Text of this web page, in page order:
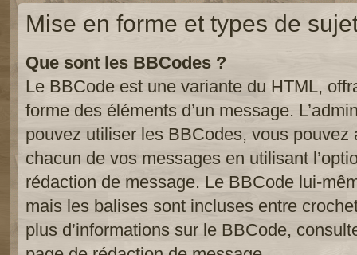
Mise en forme et types de
Que sont les BBCodes ?
Le BBCode est une variante du HTML,
forme des éléments d’un message.
pouvez utiliser les BBCodes, vous
chacun de vos messages en utilisant
rédaction de message. Le BBCode lui-
mais les balises sont incluses entre
plus d’informations sur le BBCode,